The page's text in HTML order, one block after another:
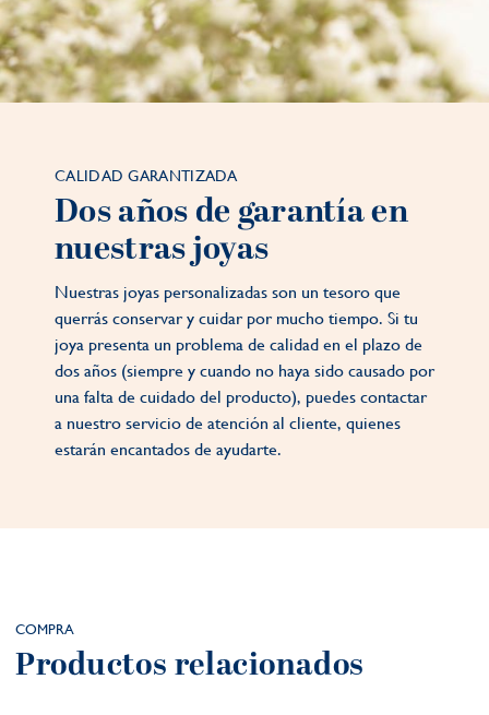
CALIDAD GARANTIZADA
Dos años de garantía en
nuestras joyas
Nuestras joyas personalizadas son un tesoro que
querrás conservar y cuidar por mucho tiempo. Si tu
joya presenta un problema de calidad en el plazo de
dos años (siempre y cuando no haya sido causado por
una falta de cuidado del producto), puedes contactar
a nuestro servicio de atención al cliente, quienes
estarán encantados de ayudarte.
COMPRA
Productos relacionados